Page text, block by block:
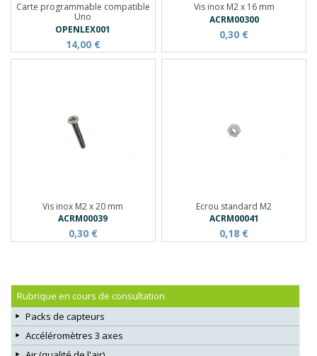
Carte programmable compatible
Uno
OPENLEX001
14,00 €
Vis inox M2 x 16 mm
ACRM00300
0,30 €
Vis inox M2 x 20 mm
ACRM00039
0,30 €
Ecrou standard M2
ACRM00041
0,18 €
Rubrique en cours de consultation
Packs de capteurs
Accéléromètres 3 axes